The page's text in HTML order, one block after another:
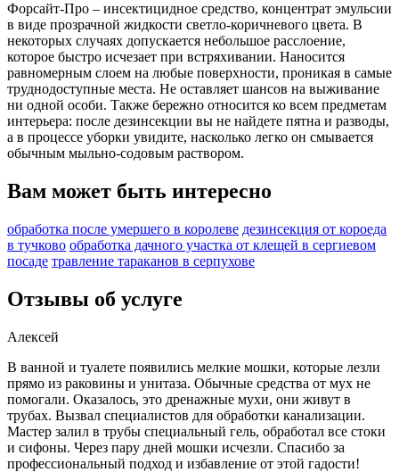
Форсайт-Про – инсектицидное средство, концентрат эмульсии
в виде прозрачной жидкости светло-коричневого цвета. В
некоторых случаях допускается небольшое расслоение,
которое быстро исчезает при встряхивании. Наносится
равномерным слоем на любые поверхности, проникая в самые
труднодоступные места. Не оставляет шансов на выживание
ни одной особи. Также бережно относится ко всем предметам
интерьера: после дезинсекции вы не найдете пятна и разводы,
а в процессе уборки увидите, насколько легко он смывается
обычным мыльно-содовым раствором.
Вам может быть интересно
обработка после умершего в королеве дезинсекция от короеда
в тучково обработка дачного участка от клещей в сергиевом
посаде травление тараканов в серпухове
Отзывы об услуге
Алексей
В ванной и туалете появились мелкие мошки, которые лезли
прямо из раковины и унитаза. Обычные средства от мух не
помогали. Оказалось, это дренажные мухи, они живут в
трубах. Вызвал специалистов для обработки канализации.
Мастер залил в трубы специальный гель, обработал все стоки
и сифоны. Через пару дней мошки исчезли. Спасибо за
профессиональный подход и избавление от этой гадости!